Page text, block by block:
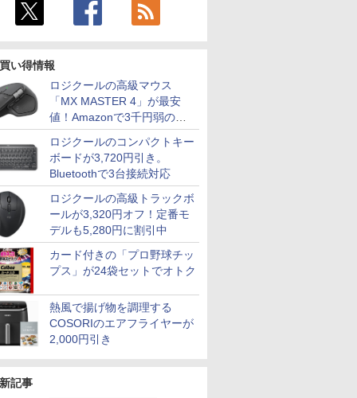
い得情報
ロジクールの高級マウス
「MX MASTER 4」が最安
値！Amazonで3千円弱の割
引
ロジクールのコンパクトキー
ボードが3,720円引き。
Bluetoothで3台接続対応
ロジクールの高級トラックボ
ールが3,320円オフ！定番モ
デルも5,280円に割引中
カード付きの「プロ野球チッ
プス」が24袋セットでオトク
熱風で揚げ物を調理する
COSORIのエアフライヤーが
2,000円引き
記事